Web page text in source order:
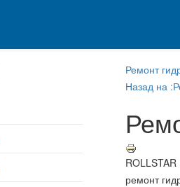
Ремонт
Назад на
ремонт